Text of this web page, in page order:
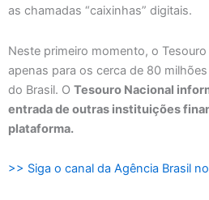
as chamadas “caixinhas” digitais.
Neste primeiro momento, o
apenas para os cerca de 80
do Brasil. O Tesouro Nacional
entrada de outras instituições
plataforma.
>> Siga o canal da Agência Brasil